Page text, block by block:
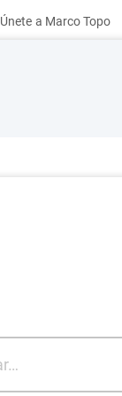
Únete a Marco Topo